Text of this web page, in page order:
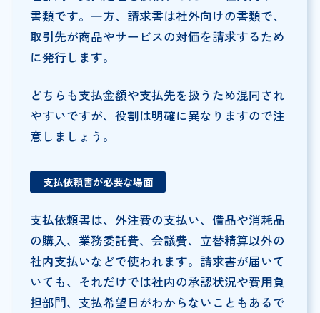
書類です。一方、請求書は社外向けの書類で、
取引先が商品やサービスの対価を請求するため
に発行します。
どちらも支払金額や支払先を扱うため混同され
やすいですが、役割は明確に異なりますので注
意しましょう。
支払依頼書が必要な場面
支払依頼書は、外注費の支払い、備品や消耗品
の購入、業務委託費、会議費、立替精算以外の
社内支払いなどで使われます。請求書が届いて
いても、それだけでは社内の承認状況や費用負
担部門、支払希望日がわからないこともあるで